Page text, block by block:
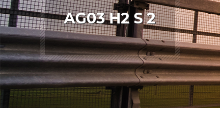
AG03 H2 S 2